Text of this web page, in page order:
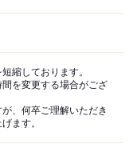
縮しております。
を変更する場合がござ
、何卒ご理解いただき
ます。